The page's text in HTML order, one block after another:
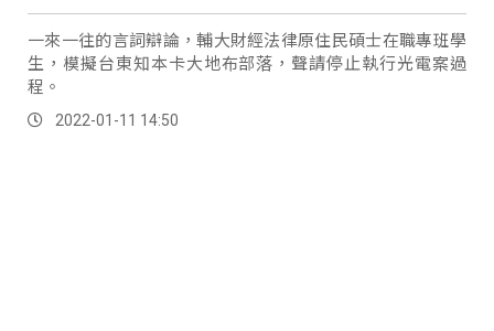
一來一往的言詞辯論，輔大財經法律原住民碩士在職專班學
生，模擬台東知本卡大地布部落，聲請停止執行光電案過
程。
2022-01-11 14:50